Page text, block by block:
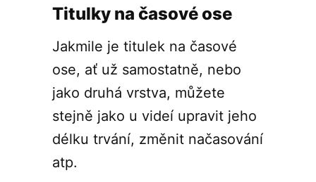
Titulky na časové ose
Jakmile je titulek na časové
ose, ať už samostatně, nebo
jako druhá vrstva, můžete
stejně jako u videí upravit jeho
délku trvání, změnit načasování
atp.